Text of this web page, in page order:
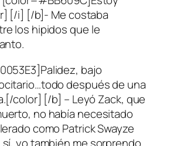
[/i] [/b]- Me costaba
los hipidos que le
bajo
después de una
color] [/b] – Leyó Zack, que
no había necesitado
como Patrick Swayze